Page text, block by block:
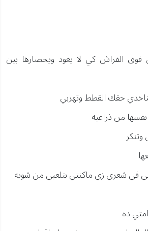
الفراش كي لا يعود ويحصارها بين
حقك القطط وتهربي
من ذراعيه
في شعري زي ماكنتي بتلعبي من شويه
ده